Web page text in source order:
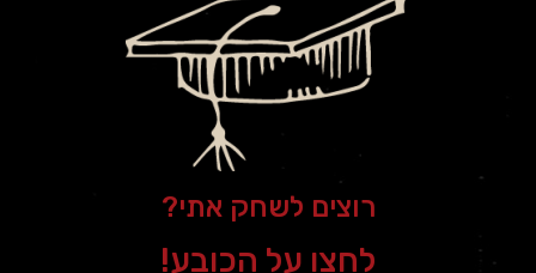
רוצים לשחק אתי?
לחצו על הכובע!